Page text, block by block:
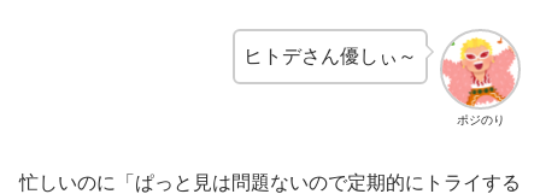
ポジのり
ヒトデさん優しぃ～
忙しいのに「ぱっと見は問題ないので定期的にトライする